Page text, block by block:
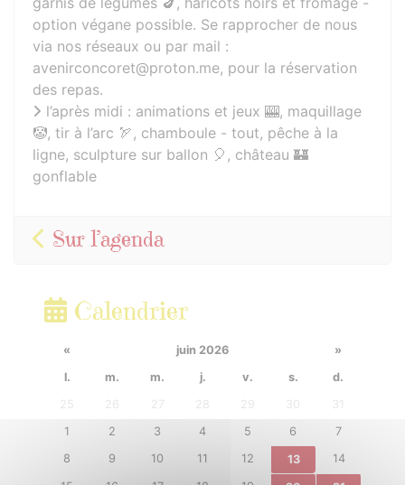
option végane possible. Se rapprocher de nous
via nos réseaux ou par mail :
avenirconcoret@proton.me, pour la réservation
des repas.
l’après midi : animations et jeux 🎰, maquillage
🤡, tir à l’arc 🏹, chamboule - tout, pêche à la
ligne, sculpture sur ballon 🎈, château 🏰
gonflable
Sur l’agenda
Calendrier
« juin 2026
»
l.
m. m. j. v. s.
d.
25
26 27 28 29 30
31
1
2 3 4 5 6
7
8
9 10 11 12 13 14